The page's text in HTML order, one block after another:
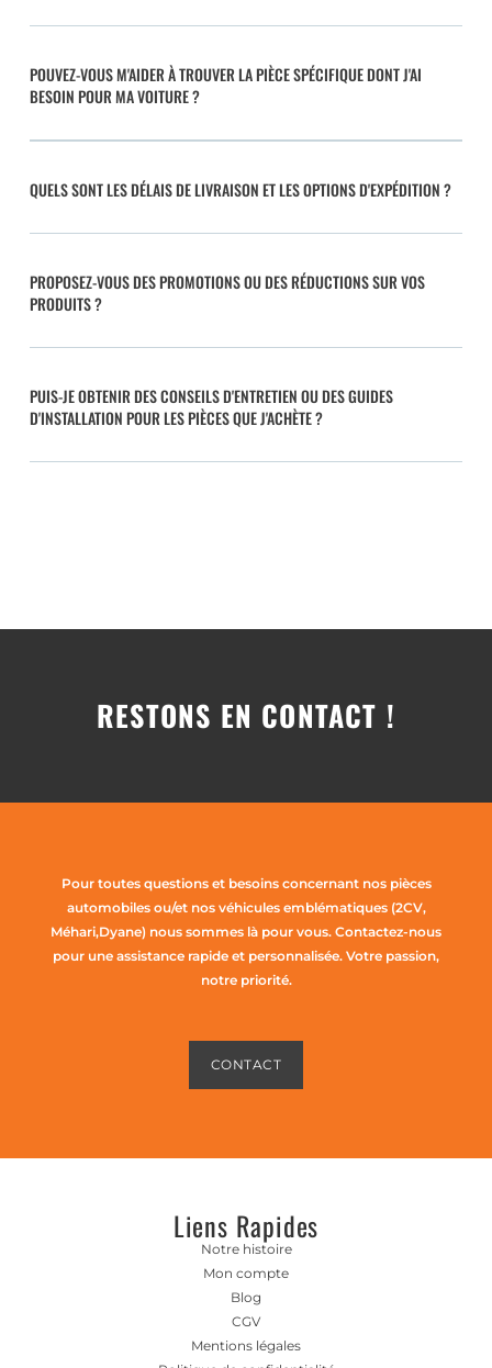
POUVEZ-VOUS M'AIDER À TROUVER LA PIÈCE SPÉCIFIQUE DONT J'AI
BESOIN POUR MA VOITURE ?
QUELS SONT LES DÉLAIS DE LIVRAISON ET LES OPTIONS D'EXPÉDITION ?
PROPOSEZ-VOUS DES PROMOTIONS OU DES RÉDUCTIONS SUR VOS
PRODUITS ?
PUIS-JE OBTENIR DES CONSEILS D'ENTRETIEN OU DES GUIDES
D'INSTALLATION POUR LES PIÈCES QUE J'ACHÈTE ?
RESTONS EN CONTACT !
Pour toutes questions et besoins concernant nos pièces
automobiles ou/et nos véhicules emblématiques (2CV,
Méhari,Dyane) nous sommes là pour vous. Contactez-nous
pour une assistance rapide et personnalisée. Votre passion,
notre priorité.
CONTACT
Liens Rapides
Notre histoire
Mon compte
Blog
CGV
Mentions légales